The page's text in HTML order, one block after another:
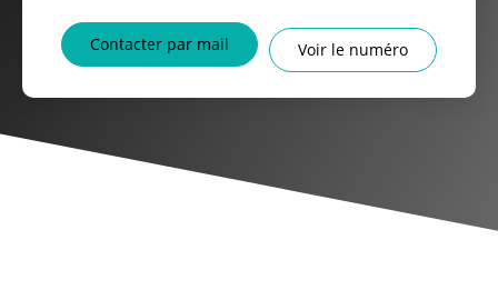
Contacter par mail Voir le numéro